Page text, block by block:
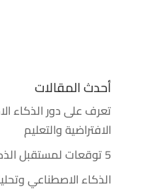
أحدث المقالات
تعرف على دور الذكاء
الافتراضية والتعليم
5 توقعات لمستقبل الذكاء الاصطناعي في 2026:
الذكاء الاصطناعي